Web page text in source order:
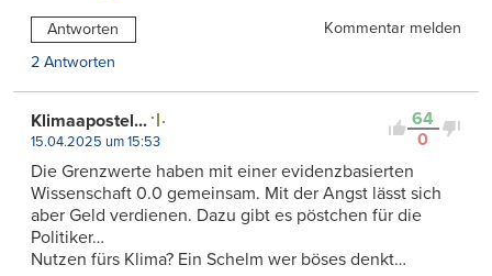
Antworten
Kommentar melden
2 Antworten
64
0
Klimaapostel...
15.04.2025 um 15:53
Die Grenzwerte haben mit einer evidenzbasierten
Wissenschaft 0.0 gemeinsam. Mit der Angst lässt sich
aber Geld verdienen. Dazu gibt es pöstchen für die
Politiker…
Nutzen fürs Klima? Ein Schelm wer böses denkt…